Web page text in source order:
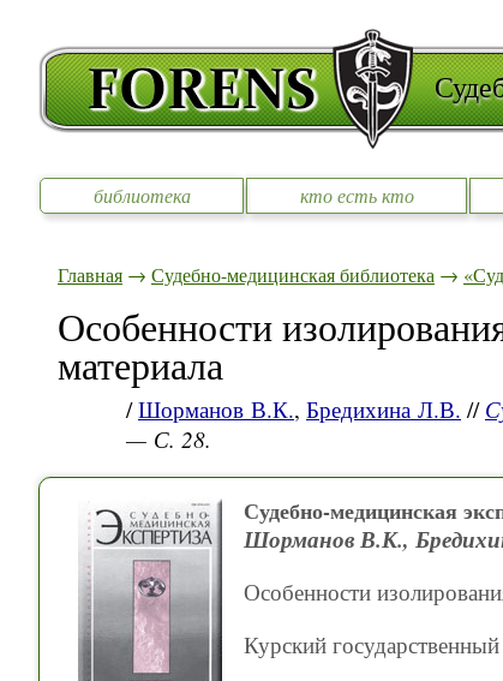
библиотека кто есть кто
Главная → Судебно-медицинская библиотека →
Особенности
материала
/Шорманов В.К., Бредихина Л.В. //
— С. 28.
Судебно-медицинская
Шорманов В.К.,
Особенности
Курский